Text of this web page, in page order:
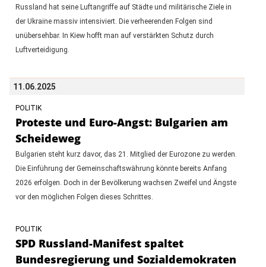
Russland hat seine Luftangriffe auf Städte und militärische Ziele in
der Ukraine massiv intensiviert. Die verheerenden Folgen sind
unübersehbar. In Kiew hofft man auf verstärkten Schutz durch
Luftverteidigung.
11.06.2025
POLITIK
Proteste und Euro-Angst: Bulgarien am
Scheideweg
Bulgarien steht kurz davor, das 21. Mitglied der Eurozone zu werden.
Die Einführung der Gemeinschaftswährung könnte bereits Anfang
2026 erfolgen. Doch in der Bevölkerung wachsen Zweifel und Ängste
vor den möglichen Folgen dieses Schrittes.
POLITIK
SPD Russland-Manifest spaltet
Bundesregierung und Sozialdemokraten